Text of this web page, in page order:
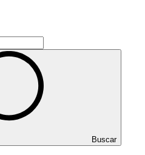
Buscar